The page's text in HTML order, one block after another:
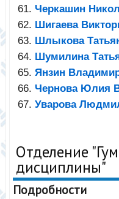
Черкашин
Шигаева
Шлыкова
Шумилина
Янзин
Чернова Юлия
Уварова
Отделение
дисциплины"
Подробности